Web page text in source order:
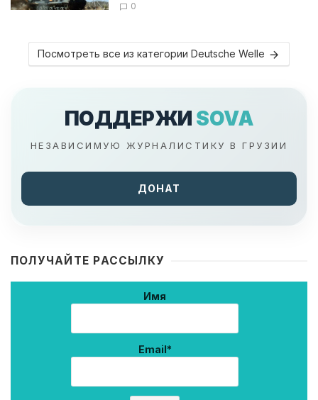
0
Посмотреть все из категории Deutsche Welle
ПОДДЕРЖИ SOVA
НЕЗАВИСИМУЮ ЖУРНАЛИСТИКУ В ГРУЗИИ
ДОНАТ
ПОЛУЧАЙТЕ РАССЫЛКУ
Имя
Email*